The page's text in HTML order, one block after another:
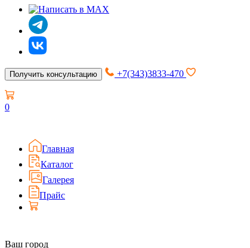
Получить консультацию +7(343)3833-470
0
Главная
Каталог
Галерея
Прайс
Ваш город